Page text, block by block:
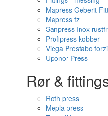
Mapress Geberit
Mapress fz
Sanpress Inox
Profipress kobber
Viega Prestabo
Uponor Press
Rør &
Roth press
Mepla press